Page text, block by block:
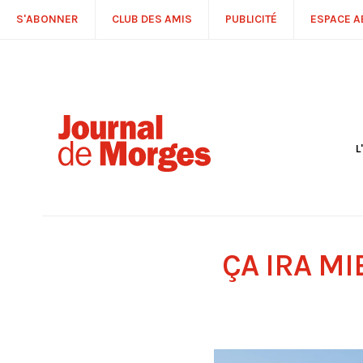
S'ABONNER CLUB DES AMIS PUBLICITÉ ESPACE
ÇA IRA